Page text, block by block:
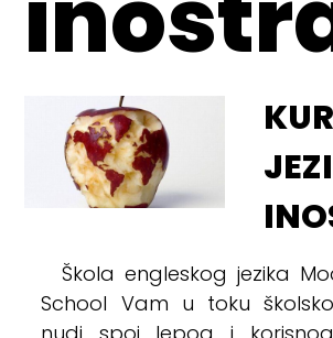
Škola engleskog jezika
School Vam u toku